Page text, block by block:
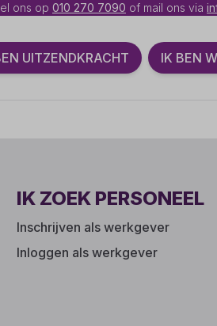
ons op 010 270 7090 of mail ons via
UITZENDKRACHT IK BEN
IK ZOEK PERSONEEL
Inschrijven als werkgever
Inloggen als werkgever